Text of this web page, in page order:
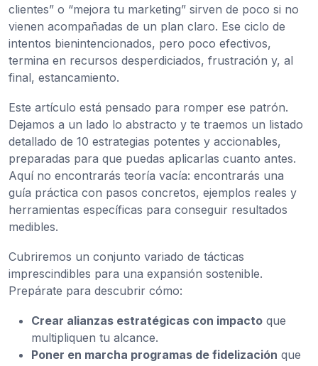
clientes” o “mejora tu marketing” sirven de poco si no
vienen acompañadas de un plan claro. Ese ciclo de
intentos bienintencionados, pero poco efectivos,
termina en recursos desperdiciados, frustración y, al
final, estancamiento.
Este artículo está pensado para romper ese patrón.
Dejamos a un lado lo abstracto y te traemos un listado
detallado de 10 estrategias potentes y accionables,
preparadas para que puedas aplicarlas cuanto antes.
Aquí no encontrarás teoría vacía: encontrarás una
guía práctica con pasos concretos, ejemplos reales y
herramientas específicas para conseguir resultados
medibles.
Cubriremos un conjunto variado de tácticas
imprescindibles para una expansión sostenible.
Prepárate para descubrir cómo:
Crear alianzas estratégicas con impacto que
multipliquen tu alcance.
Poner en marcha programas de fidelización que